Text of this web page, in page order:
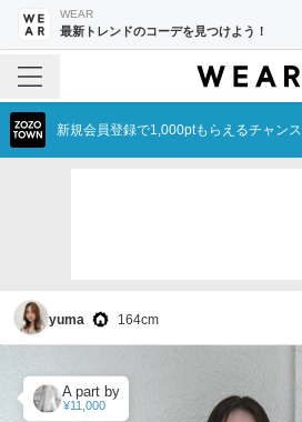
WEAR
最新トレンドのコーデを見つけよう！
新規会員登録で1,000ptもらえるチャンス
yuma 164cm
A part by
¥11,000